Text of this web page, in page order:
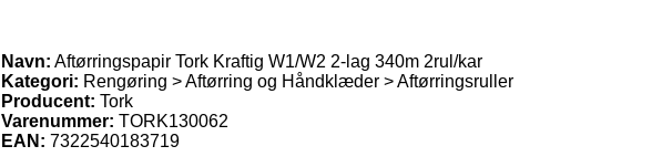
Navn: Aftørringspapir Tork Kraftig W1/W2 2-lag 340m 2rul/kar
Kategori: Rengøring > Aftørring og Håndklæder > Aftørringsruller
Producent: Tork
Varenummer: TORK130062
EAN: 7322540183719